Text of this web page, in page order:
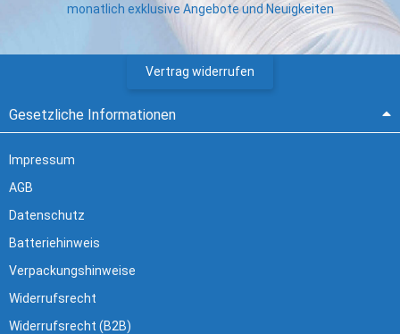
monatlich exklusive Angebote und Neuigkeiten
Vertrag widerrufen
Gesetzliche Informationen
Impressum
AGB
Datenschutz
Batteriehinweis
Verpackungshinweise
Widerrufsrecht
Widerrufsrecht (B2B)